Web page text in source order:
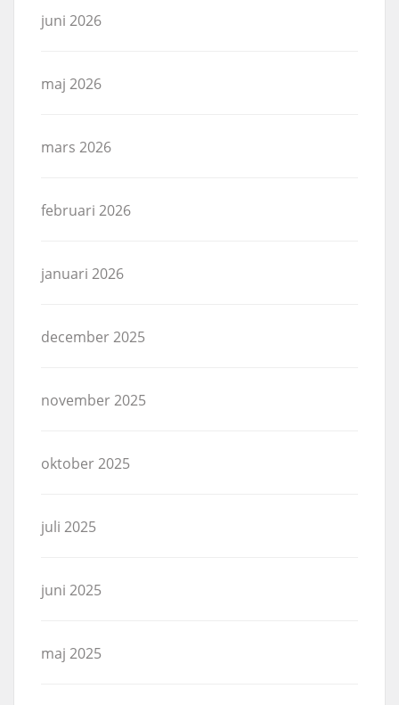
juni 2026
maj 2026
mars 2026
februari 2026
januari 2026
december 2025
november 2025
oktober 2025
juli 2025
juni 2025
maj 2025